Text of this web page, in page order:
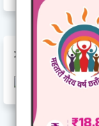
AD CODE